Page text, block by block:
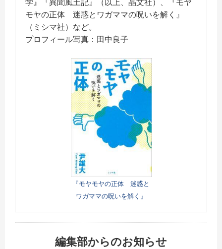
学』『異聞風土記』（以上、晶文社）、『モヤ
モヤの正体 迷惑とワガママの呪いを解く』
（ミシマ社）など。
プロフィール写真：田中良子
『モヤモヤの正体 迷惑と
ワガママの呪いを解く』
編集部からのお知らせ